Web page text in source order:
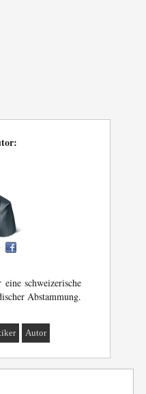
schweizerische
Abstammung.
Autor